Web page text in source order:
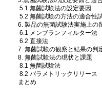
5.1 無菌試験法の設定要因
5.2 無菌試験の方法の適合性
6. 製品の無菌試験法実施上の
6.1 メンブランフィルター法
6.2 直接法
7. 無菌試験の観察と結果の判
8. 無菌試験法の現状と課題
8.1 無菌試験法
8.2 パラメトリックリリース
まとめ